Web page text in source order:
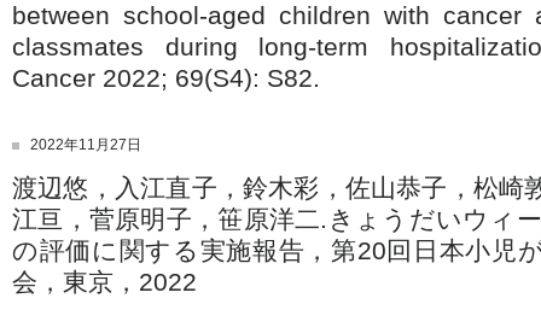
between school-aged children with cancer
classmates during long-term
Cancer 2022; 69(S4): S82.
2022年11月27日
渡辺悠，入江直子，鈴木彩，佐山恭子，松崎
江亘，菅原明子，笹原洋二.きょうだいウィ
の評価に関する実施報告，第20回日本小児
会，東京，2022